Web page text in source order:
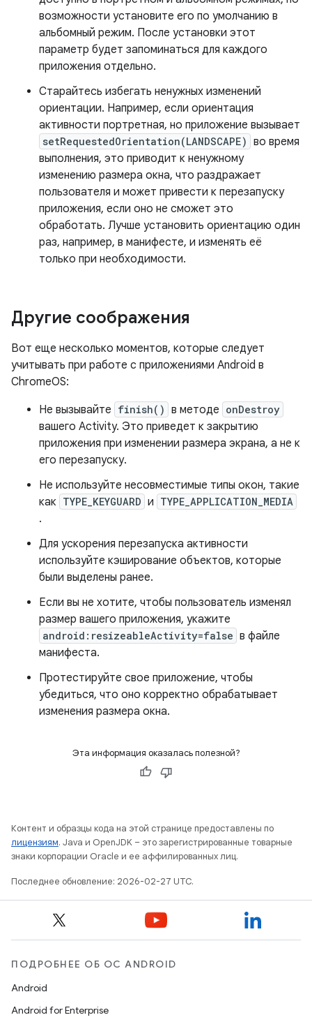
возможности установите его по умолчанию в
альбомный режим. После установки этот
параметр будет запоминаться для каждого
приложения отдельно.
Старайтесь избегать ненужных изменений
ориентации. Например, если ориентация
активности портретная, но приложение вызывает
setRequestedOrientation(LANDSCAPE) во время
выполнения, это приводит к ненужному
изменению размера окна, что раздражает
пользователя и может привести к перезапуску
приложения, если оно не сможет это
обработать. Лучше установить ориентацию один
раз, например, в манифесте, и изменять её
только при необходимости.
Другие соображения
Вот еще несколько моментов, которые следует
учитывать при работе с приложениями Android в
ChromeOS:
Не вызывайте finish() в методе onDestroy
вашего Activity. Это приведет к закрытию
приложения при изменении размера экрана, а не к
его перезапуску.
Не используйте несовместимые типы окон, такие
как TYPE_KEYGUARD и TYPE_APPLICATION_MEDIA
.
Для ускорения перезапуска активности
используйте кэширование объектов, которые
были выделены ранее.
Если вы не хотите, чтобы пользователь изменял
размер вашего приложения, укажите
android:resizeableActivity=false в файле
манифеста.
Протестируйте свое приложение, чтобы
убедиться, что оно корректно обрабатывает
изменения размера окна.
Эта информация оказалась полезной?
Контент и образцы кода на этой странице предоставлены по
лицензиям. Java и OpenJDK – это зарегистрированные товарные
знаки корпорации Oracle и ее аффилированных лиц.
Последнее обновление: 2026-02-27 UTC.
ПОДРОБНЕЕ ОБ ОС ANDROID
Android
Android for Enterprise